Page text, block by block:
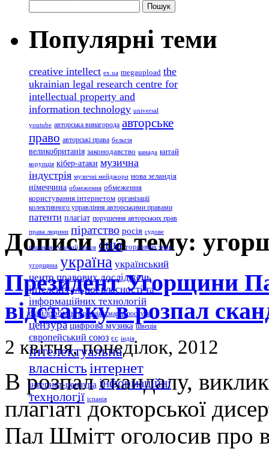
Популярні теми
creative intellect ex.ua megaupload the
ukrainian legal research centre for
intellectual property and
information technology universal
youtube авторська винагорода авторське
право авторські права бельгія
великобританія законодавство канада китай
корупція кібер-атаки музична
індустрія музичні мейджори нова зеландія
німеччина обмеження обмеження
користування інтернетом організації
колективного управління авторськими правами
патенти плагіат порушення авторських прав
права людини піратство росія судове
рішення судовий позов сша торговий знак
угорщина україна український
центр правових досліджень
інтелектуальної власності та
інформаційних технологій
файлообмін франція хмарні послуги
цензура цифрова музика швеція
європейський союз єс індія
інтелектуальна
власністьінтернет
інтернет-цензура інформаційні
технології іспанія
Дописи на тему:
Президент Угорщини
відставку в розпал
2 квітня, понеділок, 2012
В розпал скандалу,
плагіаті докторської
Пал Шмітт оголосив про